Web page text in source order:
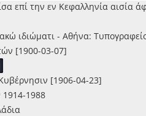
επί την εν Κεφαλληνία
ιδιώματι - Αθήνα:
[1900-03-07]
[1906-04-23]
1988